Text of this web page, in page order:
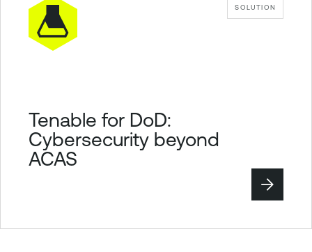
y
SOLUTION
Tenable for DoD:
Cybersecurity beyond
ACAS